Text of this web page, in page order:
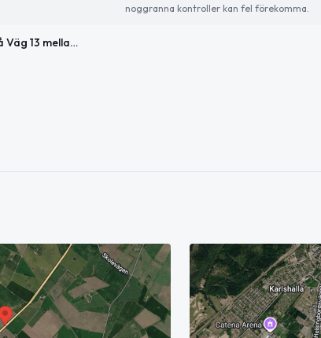
noggranna kontroller kan fel förekomma.
Singelolycka på Väg 13 mellan Munka Ljungby och Rebbelberga